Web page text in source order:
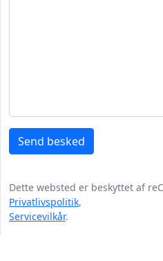
Dette websted er beskyttet af
Privatlivspolitik,
Servicevilkår.